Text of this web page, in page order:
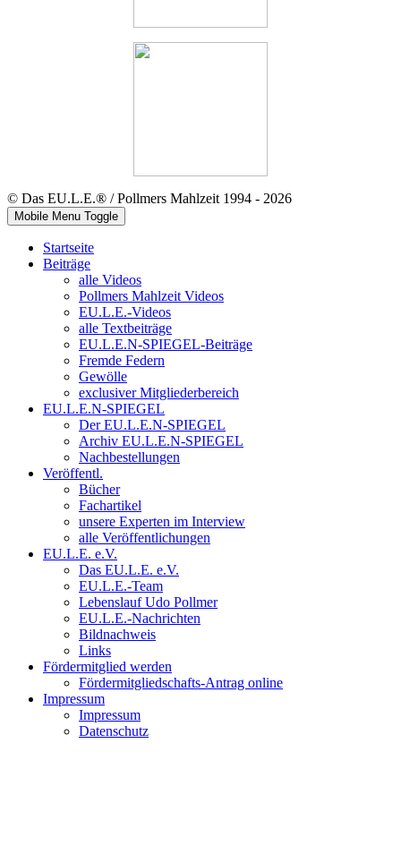
© Das EU.L.E.® / Pollmers Mahlzeit 1994 - 2026
Mobile Menu Toggle
Startseite
Beiträge
alle Videos
Pollmers Mahlzeit Videos
EU.L.E.-Videos
alle Textbeiträge
EU.L.E.N-SPIEGEL-Beiträge
Fremde Federn
Gewölle
exclusiver Mitgliederbereich
EU.L.E.N-SPIEGEL
Der EU.L.E.N-SPIEGEL
Archiv EU.L.E.N-SPIEGEL
Nachbestellungen
Veröffentl.
Bücher
Fachartikel
unsere Experten im Interview
alle Veröffentlichungen
EU.L.E. e.V.
Das EU.L.E. e.V.
EU.L.E.-Team
Lebenslauf Udo Pollmer
EU.L.E.-Nachrichten
Bildnachweis
Links
Fördermitglied werden
Fördermitgliedschafts-Antrag online
Impressum
Impressum
Datenschutz